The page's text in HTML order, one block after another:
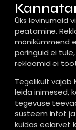
Üks levinumaid
peatamine.
mõnikümmend
päringuid ei
reklaamid ei
Tegelikult
leida inimesed,
tegevuse
süsteem infot ja
kuidas eelarvet